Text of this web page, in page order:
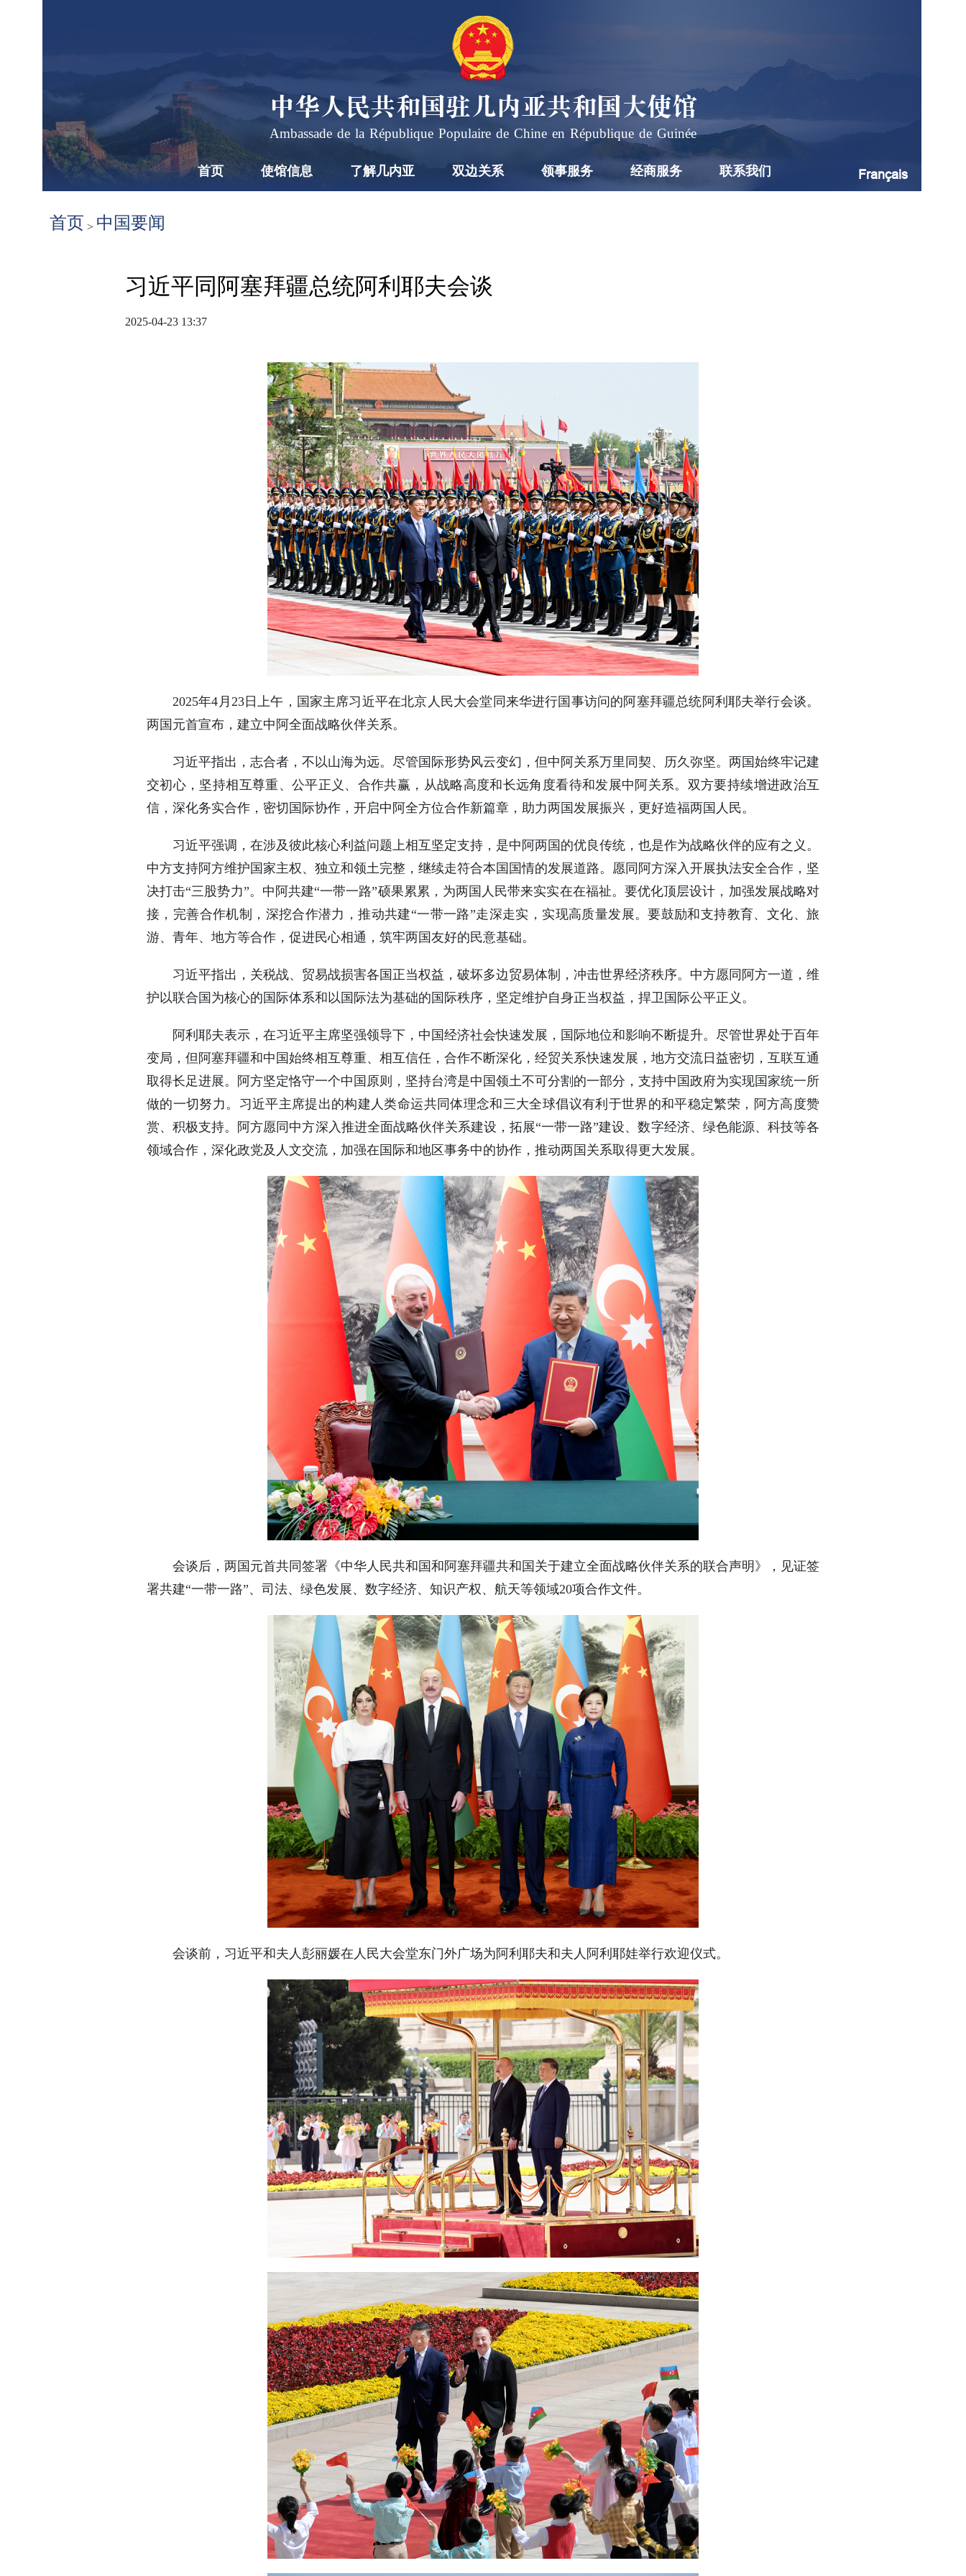
中华人民共和国驻几内亚共和国大使馆
Ambassade de la République Populaire de Chine en République de Guinée
首页 使馆信息 了解几内亚 双边关系 领事服务 经商服务 联系我们 Français
首页 > 中国要闻
习近平同阿塞拜疆总统阿利耶夫会谈
2025-04-23 13:37
2025年4月23日上午，国家主席习近平在北京人民大会堂同来华进行国事访问的阿塞拜疆总统阿利耶夫举行会谈。
两国元首宣布，建立中阿全面战略伙伴关系。
习近平指出，志合者，不以山海为远。尽管国际形势风云变幻，但中阿关系万里同契、历久弥坚。两国始终牢记建
交初心，坚持相互尊重、公平正义、合作共赢，从战略高度和长远角度看待和发展中阿关系。双方要持续增进政治互
信，深化务实合作，密切国际协作，开启中阿全方位合作新篇章，助力两国发展振兴，更好造福两国人民。
习近平强调，在涉及彼此核心利益问题上相互坚定支持，是中阿两国的优良传统，也是作为战略伙伴的应有之义。
中方支持阿方维护国家主权、独立和领土完整，继续走符合本国国情的发展道路。愿同阿方深入开展执法安全合作，坚
决打击“三股势力”。中阿共建“一带一路”硕果累累，为两国人民带来实实在在福祉。要优化顶层设计，加强发展战略对
接，完善合作机制，深挖合作潜力，推动共建“一带一路”走深走实，实现高质量发展。要鼓励和支持教育、文化、旅
游、青年、地方等合作，促进民心相通，筑牢两国友好的民意基础。
习近平指出，关税战、贸易战损害各国正当权益，破坏多边贸易体制，冲击世界经济秩序。中方愿同阿方一道，维
护以联合国为核心的国际体系和以国际法为基础的国际秩序，坚定维护自身正当权益，捍卫国际公平正义。
阿利耶夫表示，在习近平主席坚强领导下，中国经济社会快速发展，国际地位和影响不断提升。尽管世界处于百年
变局，但阿塞拜疆和中国始终相互尊重、相互信任，合作不断深化，经贸关系快速发展，地方交流日益密切，互联互通
取得长足进展。阿方坚定恪守一个中国原则，坚持台湾是中国领土不可分割的一部分，支持中国政府为实现国家统一所
做的一切努力。习近平主席提出的构建人类命运共同体理念和三大全球倡议有利于世界的和平稳定繁荣，阿方高度赞
赏、积极支持。阿方愿同中方深入推进全面战略伙伴关系建设，拓展“一带一路”建设、数字经济、绿色能源、科技等各
领域合作，深化政党及人文交流，加强在国际和地区事务中的协作，推动两国关系取得更大发展。
会谈后，两国元首共同签署《中华人民共和国和阿塞拜疆共和国关于建立全面战略伙伴关系的联合声明》，见证签
署共建“一带一路”、司法、绿色发展、数字经济、知识产权、航天等领域20项合作文件。
会谈前，习近平和夫人彭丽媛在人民大会堂东门外广场为阿利耶夫和夫人阿利耶娃举行欢迎仪式。